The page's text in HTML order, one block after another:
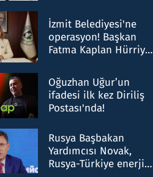
Milyar liralık para
trafiği tespit edildi
İzmit Belediyesi'ne
operasyon! Başkan
Fatma Kaplan Hürriyet
Oğuzhan Uğur’un
ifadesi ilk kez Diriliş
Postası'nda!
Rusya Başbakan
Yardımcısı Novak,
Rusya-Türkiye enerji